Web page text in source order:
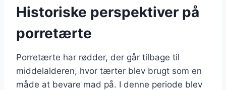
Historiske perspektiver på
porretærte
Porretærte har rødder, der går tilbage til
middelalderen, hvor tærter blev brugt som en
måde at bevare mad på. I denne periode blev